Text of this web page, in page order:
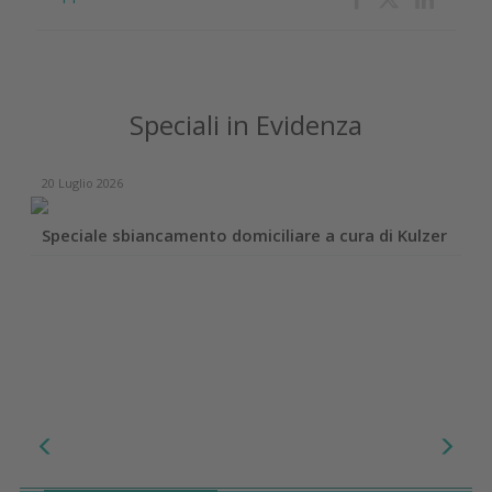
Speciali in Evidenza
20 Luglio 2026
Speciale sbiancamento domiciliare a cura di Kulzer